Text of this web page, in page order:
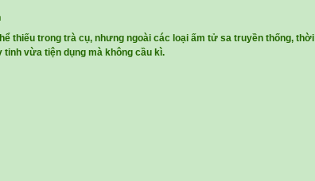
thiếu trong trà cụ, nhưng ngoài các loại ấm tử sa truyền thống, thời
tinh vừa tiện dụng mà không cầu kì.